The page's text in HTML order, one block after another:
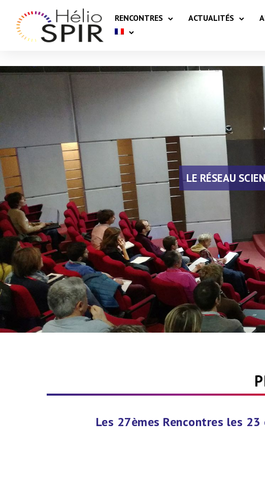
RENCONTRES ACTUALITÉS
LE RÉSEAU
Les 27èmes Rencontres les